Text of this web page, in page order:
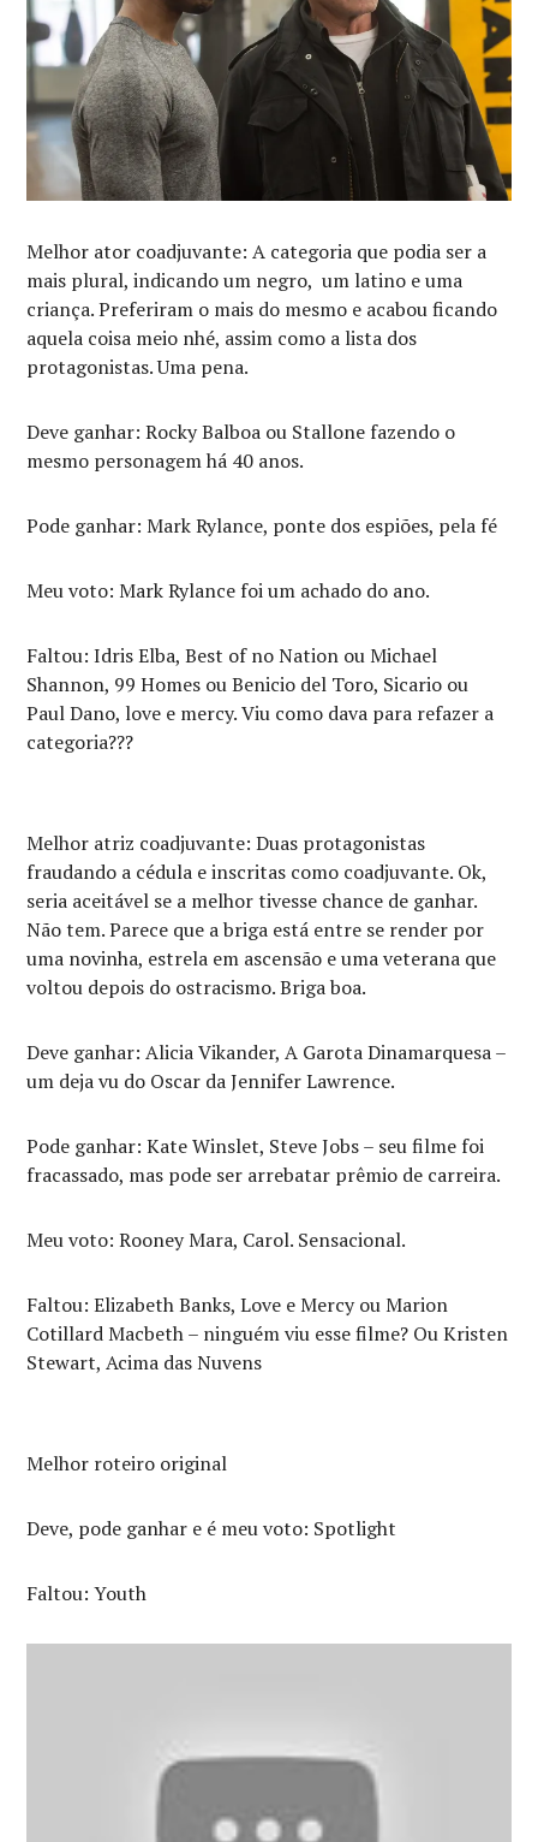
Melhor ator coadjuvante: A categoria que podia ser a
mais plural, indicando um negro, um latino e uma
criança. Preferiram o mais do mesmo e acabou ficando
aquela coisa meio nhé, assim como a lista dos
protagonistas. Uma pena.
Deve ganhar: Rocky Balboa ou Stallone fazendo o
mesmo personagem há 40 anos.
Pode ganhar: Mark Rylance, ponte dos espiões, pela fé
Meu voto: Mark Rylance foi um achado do ano.
Faltou: Idris Elba, Best of no Nation ou Michael
Shannon, 99 Homes ou Benicio del Toro, Sicario ou
Paul Dano, love e mercy. Viu como dava para refazer a
categoria???
Melhor atriz coadjuvante: Duas protagonistas
fraudando a cédula e inscritas como coadjuvante. Ok,
seria aceitável se a melhor tivesse chance de ganhar.
Não tem. Parece que a briga está entre se render por
uma novinha, estrela em ascensão e uma veterana que
voltou depois do ostracismo. Briga boa.
Deve ganhar: Alicia Vikander, A Garota Dinamarquesa –
um deja vu do Oscar da Jennifer Lawrence.
Pode ganhar: Kate Winslet, Steve Jobs – seu filme foi
fracassado, mas pode ser arrebatar prêmio de carreira.
Meu voto: Rooney Mara, Carol. Sensacional.
Faltou: Elizabeth Banks, Love e Mercy ou Marion
Cotillard Macbeth – ninguém viu esse filme? Ou Kristen
Stewart, Acima das Nuvens
Melhor roteiro original
Deve, pode ganhar e é meu voto: Spotlight
Faltou: Youth